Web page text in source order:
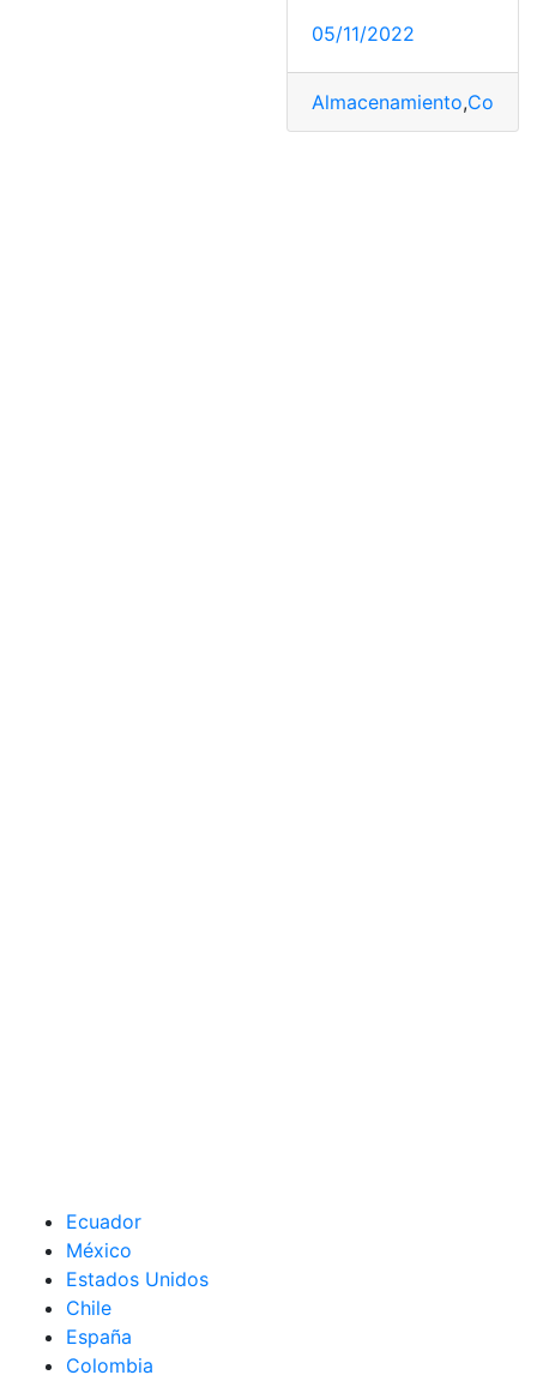
05/11/2022
Almacenamiento,
Ecuador
México
Estados Unidos
Chile
España
Colombia